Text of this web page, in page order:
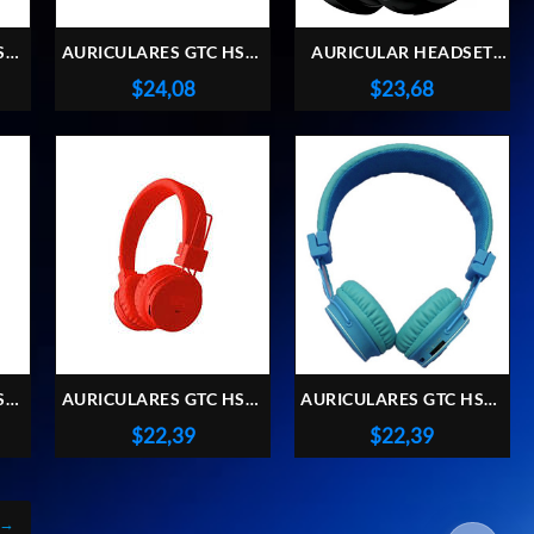
AURICULARES GTC HSG-
178R BLUETOOTH
VINTAGE ROJO SILVER
$24,08
AURICULAR HEADSET
GENIUS RS HS-810BT MIC
NEGRO
$23,68
AURICULARES GTC HSG-
180R BLUETOOTH ROJO
$22,39
AURICULARES GTC HSG-
180A BLUETOOTH AZUL
$22,39
→